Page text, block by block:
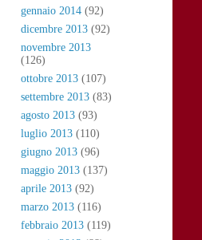
gennaio 2014 (92)
dicembre 2013 (92)
novembre 2013
(126)
ottobre 2013 (107)
settembre 2013 (83)
agosto 2013 (93)
luglio 2013 (110)
giugno 2013 (96)
maggio 2013 (137)
aprile 2013 (92)
marzo 2013 (116)
febbraio 2013 (119)